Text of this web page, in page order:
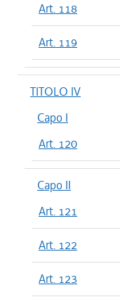
Art. 118
Art. 119
TITOLO IV
Capo I
Art. 120
Capo II
Art. 121
Art. 122
Art. 123